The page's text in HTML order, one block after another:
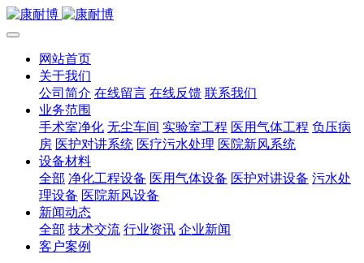
网站首页
关于我们
公司简介 在线留言 在线反馈 联系我们
业务范围
手术室净化 无尘车间 实验室工程 医用气体工程 负压病
房 医护对讲系统 医疗污水处理 医院新风系统
设备材料
全部 净化工程设备 医用气体设备 医护对讲设备 污水处
理设备 医院新风设备
新闻动态
全部 技术交流 行业资讯 企业新闻
客户案例